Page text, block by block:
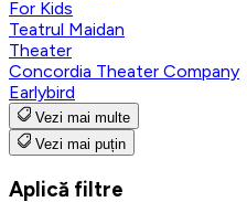
For Kids
Teatrul Maidan
Theater
Concordia Theater Company
Earlybird
Vezi mai multe
Vezi mai puțin
Aplică filtre